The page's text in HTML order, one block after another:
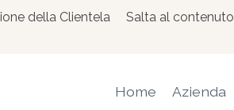
della Clientela Salta al contenuto
Home Azienda